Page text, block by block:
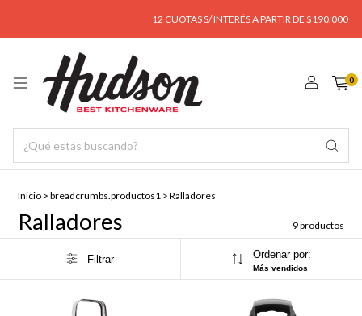
12 CUOTAS S/ INTERÉS A PARTIR DE $190.000
0
Inicio > breadcrumbs.productos1 > Ralladores
Ralladores 9 productos
Filtrar Ordenar por:
Más vendidos